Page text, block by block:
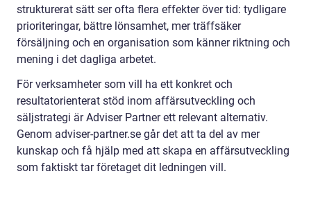
strukturerat sätt ser ofta flera effekter över tid: tydligare
prioriteringar, bättre lönsamhet, mer träffsäker
försäljning och en organisation som känner riktning och
mening i det dagliga arbetet.
För verksamheter som vill ha ett konkret och
resultatorienterat stöd inom affärsutveckling och
säljstrategi är Adviser Partner ett relevant alternativ.
Genom adviser-partner.se går det att ta del av mer
kunskap och få hjälp med att skapa en affärsutveckling
som faktiskt tar företaget dit ledningen vill.